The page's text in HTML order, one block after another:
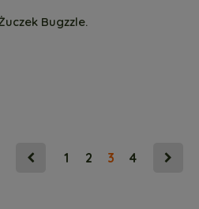
Bugzzle.
1 2 3 4